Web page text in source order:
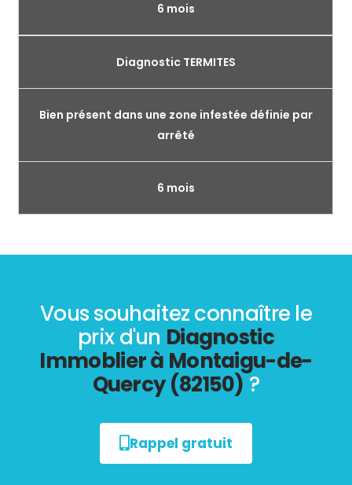
6 mois
Diagnostic TERMITES
Bien présent dans une zone infestée définie par
arrêté
6 mois
Vous souhaitez connaître le
prix d'un Diagnostic
Immoblier à Montaigu-de-
Quercy (82150) ?
Rappel gratuit